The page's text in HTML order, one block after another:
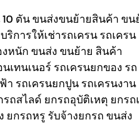
10 ตัน ขนส่งขนย้ายสินค้า ขน
บริการให้เช่ารถเครน รถเครน
หนัก ขนส่ง ขนย้าย สินค้า
เทนเนอร์ รถเครนยกของ รถ
า รถเครนยกปูน รถเครนงาน
ถสไลด์ ยกรถอุบัติเหตุ ยกรถ
กรถหรู รับจ้างยกรถ ขนส่ง